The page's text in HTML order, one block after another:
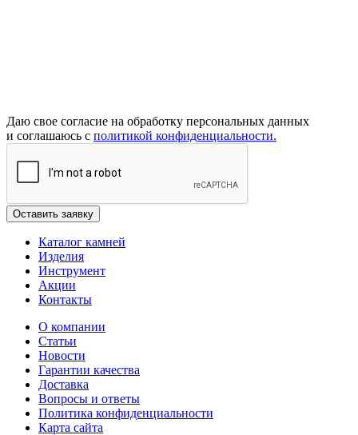
Даю свое согласие на обработку персональных данных
и соглашаюсь с политикой конфиденциальности.
Каталог камней
Изделия
Инструмент
Акции
Контакты
О компании
Статьи
Новости
Гарантии качества
Доставка
Вопросы и ответы
Политика конфиденциальности
Карта сайта